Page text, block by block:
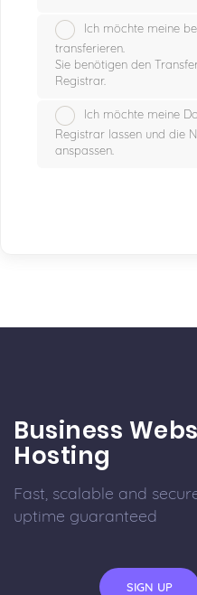
Ich möchte meine
transferieren.
Sie benötigen den
Registrar.
Ich möchte meine
Registrar lassen und die
anspassen.
Business
Hosting
Fast, scalable and
uptime guaranteed
SIGN UP